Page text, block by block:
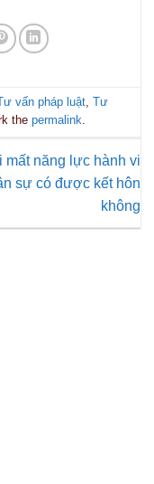
vấn pháp luật,Tư
thepermalink.
mất năng lực hành vi
sự có được kết hôn
không